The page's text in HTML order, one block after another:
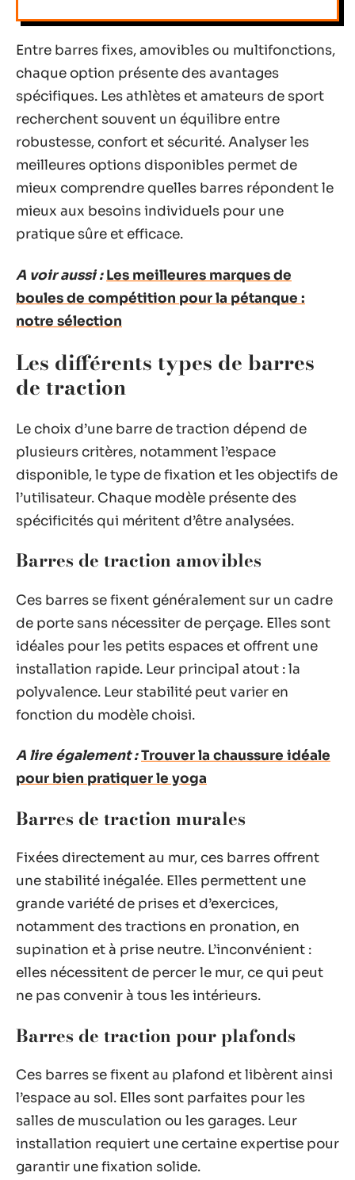
Entre barres fixes, amovibles ou multifonctions,
chaque option présente des avantages
spécifiques. Les athlètes et amateurs de sport
recherchent souvent un équilibre entre
robustesse, confort et sécurité. Analyser les
meilleures options disponibles permet de
mieux comprendre quelles barres répondent le
mieux aux besoins individuels pour une
pratique sûre et efficace.
A voir aussi : Les meilleures marques de
boules de compétition pour la pétanque :
notre sélection
Les différents types de barres
de traction
Le choix d’une barre de traction dépend de
plusieurs critères, notamment l’espace
disponible, le type de fixation et les objectifs de
l’utilisateur. Chaque modèle présente des
spécificités qui méritent d’être analysées.
Barres de traction amovibles
Ces barres se fixent généralement sur un cadre
de porte sans nécessiter de perçage. Elles sont
idéales pour les petits espaces et offrent une
installation rapide. Leur principal atout : la
polyvalence. Leur stabilité peut varier en
fonction du modèle choisi.
A lire également :Trouver la chaussure idéale
pour bien pratiquer le yoga
Barres de traction murales
Fixées directement au mur, ces barres offrent
une stabilité inégalée. Elles permettent une
grande variété de prises et d’exercices,
notamment des tractions en pronation, en
supination et à prise neutre. L’inconvénient :
elles nécessitent de percer le mur, ce qui peut
ne pas convenir à tous les intérieurs.
Barres de traction pour plafonds
Ces barres se fixent au plafond et libèrent ainsi
l’espace au sol. Elles sont parfaites pour les
salles de musculation ou les garages. Leur
installation requiert une certaine expertise pour
garantir une fixation solide.